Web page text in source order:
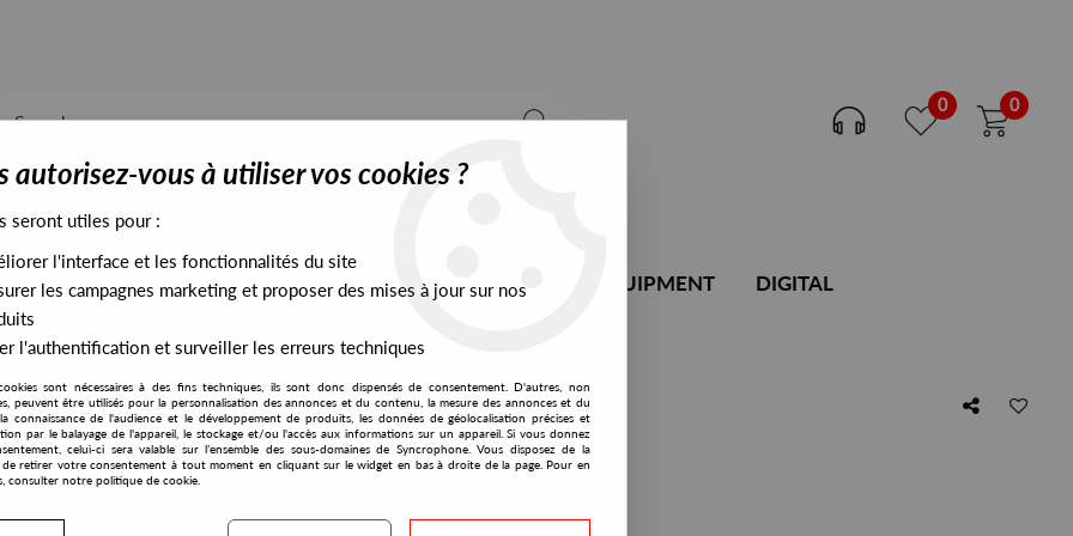
0 0
STOCK EXCLUSIVES PRESALES EXCLUSIVES DJ EQUIPMENT DIGITAL
Party (Reissue)
Pariter
Ron & Roland
Nassaur Bassed Party (Reissue)
20,00 €incl. taxes
autorisez-vous à utiliser vos cookies ?
seront utiles pour :
l'interface et les fonctionnalités du site
les campagnes marketing et proposer des mises à jour sur nos
l'authentification et surveiller les erreurs techniques
sont nécessaires à des fins techniques, ils sont donc dispensés de consentement. D'autres, non
peuvent être utilisés pour la personnalisation des annonces et du contenu, la mesure des annonces et du
connaissance de l'audience et le développement de produits, les données de géolocalisation précises et
par le balayage de l'appareil, le stockage et/ou l'accès aux informations sur un appareil. Si vous donnez
celui-ci sera valable sur l’ensemble des sous-domaines de Syncrophone. Vous disposez de la
de retirer votre consentement à tout moment en cliquant sur le widget en bas à droite de la page. Pour en
consulter notre politique de cookie.